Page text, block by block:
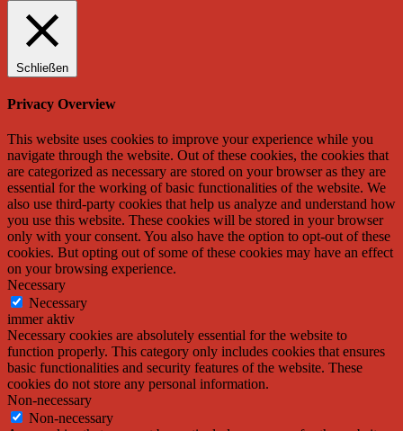
Schließen
Privacy Overview
This website uses cookies to improve your experience while you
navigate through the website. Out of these cookies, the cookies that
are categorized as necessary are stored on your browser as they are
essential for the working of basic functionalities of the website. We
also use third-party cookies that help us analyze and understand how
you use this website. These cookies will be stored in your browser
only with your consent. You also have the option to opt-out of these
cookies. But opting out of some of these cookies may have an effect
on your browsing experience.
Necessary
Necessary
immer aktiv
Necessary cookies are absolutely essential for the website to
function properly. This category only includes cookies that ensures
basic functionalities and security features of the website. These
cookies do not store any personal information.
Non-necessary
Non-necessary